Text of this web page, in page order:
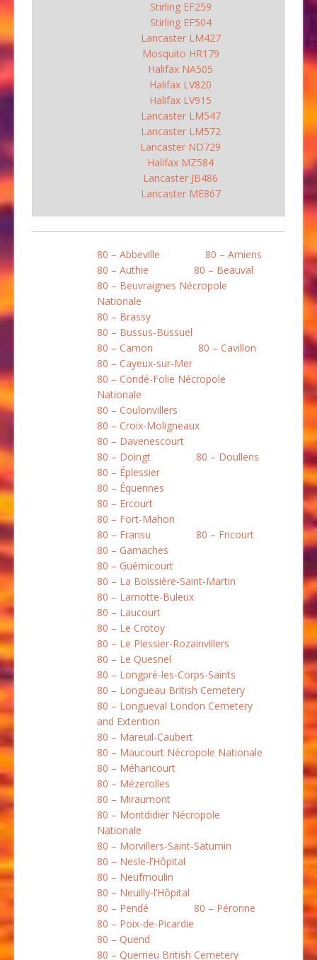
Stirling EF259
Stirling EF504
Lancaster LM427
Mosquito HR179
Halifax NA505
Halifax LV820
Halifax LV915
Lancaster LM547
Lancaster LM572
Lancaster ND729
Halifax MZ584
Lancaster JB486
Lancaster ME867
80 – Abbeville
80 – Amiens
80 – Authie
80 – Beauval
80 – Beuvraignes Nécropole
Nationale
80 – Brassy
80 – Bussus-Bussuel
80 – Camon
80 – Cavillon
80 – Cayeux-sur-Mer
80 – Condé-Folie Nécropole
Nationale
80 – Coulonvillers
80 – Croix-Moligneaux
80 – Davenescourt
80 – Doingt
80 – Doullens
80 – Éplessier
80 – Équennes
80 – Ercourt
80 – Fort-Mahon
80 – Fransu
80 – Fricourt
80 – Gamaches
80 – Guémicourt
80 – La Boissière-Saint-Martin
80 – Lamotte-Buleux
80 – Laucourt
80 – Le Crotoy
80 – Le Plessier-Rozainvillers
80 – Le Quesnel
80 – Longpré-les-Corps-Saints
80 – Longueau British Cemetery
80 – Longueval London Cemetery
and Extention
80 – Mareuil-Caubert
80 – Maucourt Nécropole Nationale
80 – Méharicourt
80 – Mézerolles
80 – Miraumont
80 – Montdidier Nécropole
Nationale
80 – Morvillers-Saint-Saturnin
80 – Nesle-l’Hôpital
80 – Neufmoulin
80 – Neuilly-l’Hôpital
80 – Pendé
80 – Péronne
80 – Poix-de-Picardie
80 – Quend
80 – Querrieu British Cemetery